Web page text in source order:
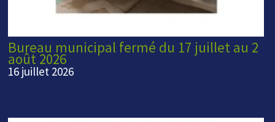
Bureau municipal fermé du 17 juillet au 2
août 2026
16 juillet 2026